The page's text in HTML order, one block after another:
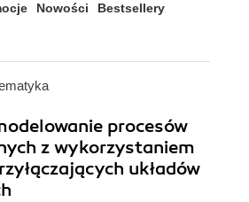
Nowości Bestsellery
procesów
z wykorzystaniem
układów